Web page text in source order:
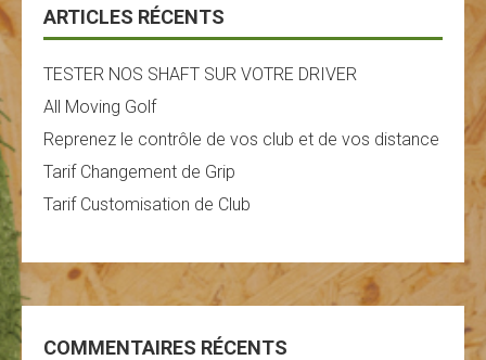
ARTICLES RÉCENTS
TESTER NOS SHAFT SUR VOTRE DRIVER
All Moving Golf
Reprenez le contrôle de vos club et de vos distance
Tarif Changement de Grip
Tarif Customisation de Club
COMMENTAIRES RÉCENTS